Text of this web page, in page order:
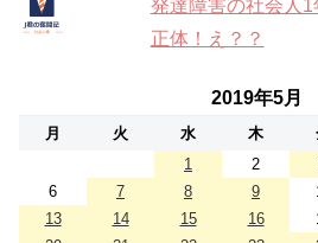
発達障害の社会人
正体！え？？
2019年5月
月 火 水 木
1
2
6
7 8 9
13
14 15 16